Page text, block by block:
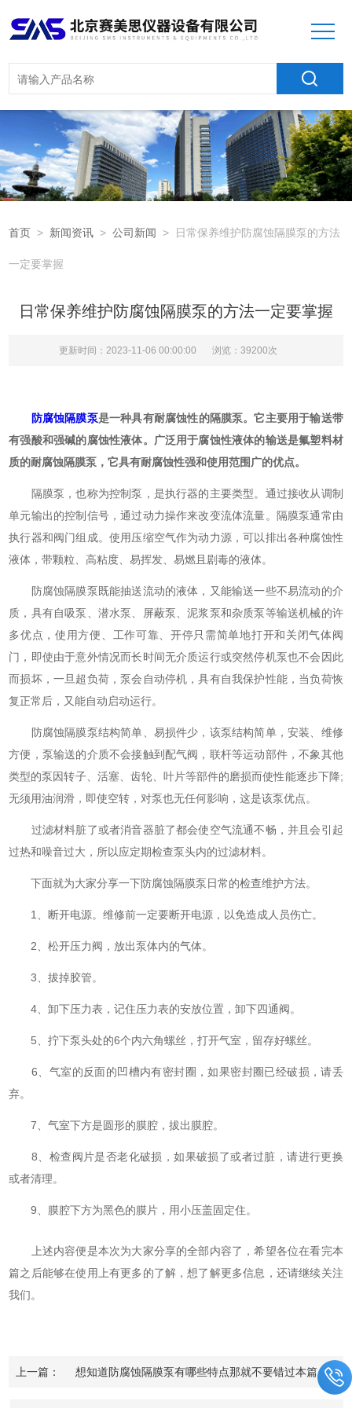
首页 > 新闻资讯 >公司新闻 > 日常保养维护防腐蚀隔膜泵的方法
一定要掌握
日常保养维护防腐蚀隔膜泵的方法一定要掌握
更新时间：2023-11-06 00:00:00 浏览：39200次
防腐蚀隔膜泵是一种具有耐腐蚀性的隔膜泵。它主要用于输送带
有强酸和强碱的腐蚀性液体。广泛用于腐蚀性液体的输送是氟塑料材
质的耐腐蚀隔膜泵，它具有耐腐蚀性强和使用范围广的优点。
隔膜泵，也称为控制泵，是执行器的主要类型。通过接收从调制
单元输出的控制信号，通过动力操作来改变流体流量。隔膜泵通常由
执行器和阀门组成。使用压缩空气作为动力源，可以排出各种腐蚀性
液体，带颗粒、高粘度、易挥发、易燃且剧毒的液体。
防腐蚀隔膜泵既能抽送流动的液体，又能输送一些不易流动的介
质，具有自吸泵、潜水泵、屏蔽泵、泥浆泵和杂质泵等输送机械的许
多优点，使用方便、工作可靠、开停只需简单地打开和关闭气体阀
门，即使由于意外情况而长时间无介质运行或突然停机泵也不会因此
而损坏，一旦超负荷，泵会自动停机，具有自我保护性能，当负荷恢
复正常后，又能自动启动运行。
防腐蚀隔膜泵结构简单、易损件少，该泵结构简单，安装、维修
方便，泵输送的介质不会接触到配气阀，联杆等运动部件，不象其他
类型的泵因转子、活塞、齿轮、叶片等部件的磨损而使性能逐步下降;
无须用油润滑，即使空转，对泵也无任何影响，这是该泵优点。
过滤材料脏了或者消音器脏了都会使空气流通不畅，并且会引起
过热和噪音过大，所以应定期检查泵头内的过滤材料。
下面就为大家分享一下防腐蚀隔膜泵日常的检查维护方法。
1、断开电源。维修前一定要断开电源，以免造成人员伤亡。
2、松开压力阀，放出泵体内的气体。
3、拔掉胶管。
4、卸下压力表，记住压力表的安放位置，卸下四通阀。
5、拧下泵头处的6个内六角螺丝，打开气室，留存好螺丝。
6、气室的反面的凹槽内有密封圈，如果密封圈已经破损，请丢
弃。
7、气室下方是圆形的膜腔，拔出膜腔。
8、检查阀片是否老化破损，如果破损了或者过脏，请进行更换
或者清理。
9、膜腔下方为黑色的膜片，用小压盖固定住。
上述内容便是本次为大家分享的全部内容了，希望各位在看完本
篇之后能够在使用上有更多的了解，想了解更多信息，还请继续关注
我们。
上一篇： 想知道防腐蚀隔膜泵有哪些特点那就不要错过本篇